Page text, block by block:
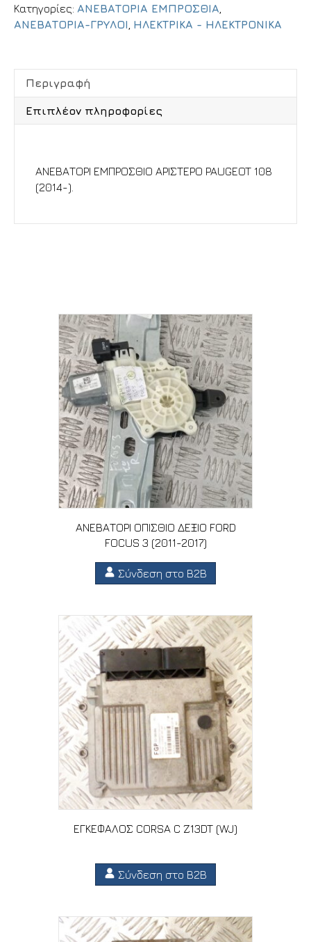
Κατηγορίες: ΑΝΕΒΑΤΟΡΙΑ ΕΜΠΡΟΣΘΙΑ
ΑΝΕΒΑΤΟΡΙΑ-ΓΡΥΛΟΙ ΗΛΕΚΤΡΙΚΑ - ΗΛΕΚΤΡΟΝΙΚΑ
Περιγραφή
Επιπλέον πληροφορίες
ΑΝΕΒΑΤΟΡΙ ΕΜΠΡΟΣΘΙΟ ΑΡΙΣΤΕΡΟ PAUGEOT 108
(2014-).
ΑΝΕΒΑΤΟΡΙ ΟΠΙΣΘΙΟ ΔΕΞΙΟ FORD
FOCUS 3 (2011-2017)
Σύνδεση στο B2B
ΕΓΚΕΦΑΛΟΣ CORSA C Z13DT (WJ)
Σύνδεση στο B2B